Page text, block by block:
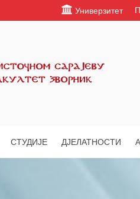
Универзитет
СТУДИЈЕ ДЈЕЛАТНОСТИ